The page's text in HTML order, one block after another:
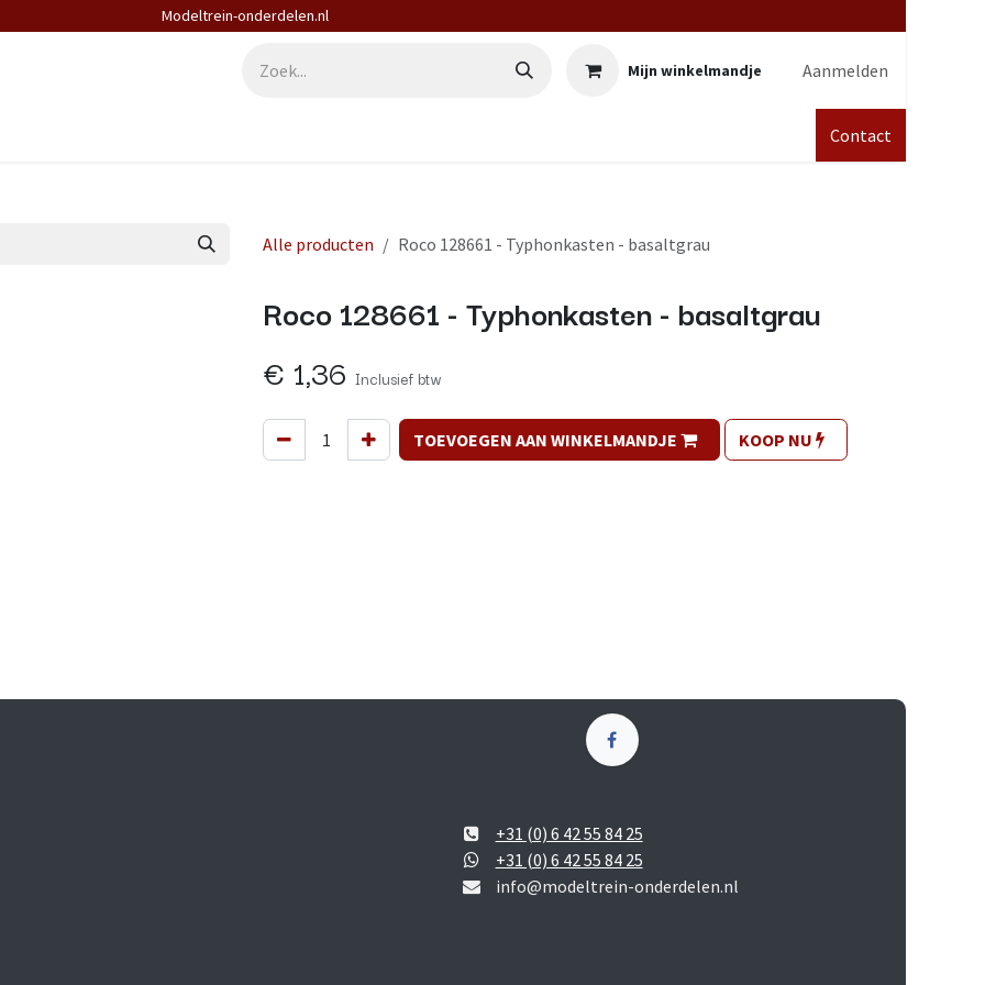
Modeltrein-onderdelen.nl
Mijn winkelmandje Aanmelden
Contact
Alle producten Roco 128661 - Typhonkasten - basaltgrau
Roco 128661 - Typhonkasten - basaltgrau
€ 1,36 Inclusief btw
TOEVOEGEN AAN WINKELMANDJE KOOP NU
+31 (0) 6 42 55 84 25
+31 (0) 6 42 55 84 25
info@modeltrein-onderdelen.nl